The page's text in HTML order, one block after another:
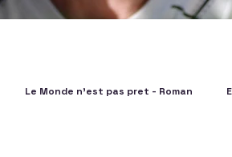
Le Monde n'est pas pret - Roman